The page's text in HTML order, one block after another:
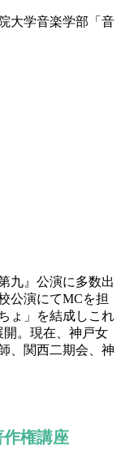
学音楽学部「音
九』公演に多数出
公演にてMCを担
ょ」を結成しこれ
開。現在、神戸女
、関西二期会、神
権講座